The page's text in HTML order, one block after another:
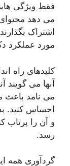
فقط ویژگی
می دهد محتوای
اشتراک
مورد عملکرد
آنها می گویند
می نامد
احساس کنید.
و آن را پرتاب
رسد.
گردآوری همه